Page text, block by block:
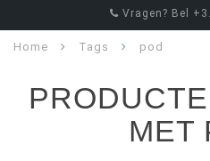
Vragen? Bel
Home Tags pod
MET